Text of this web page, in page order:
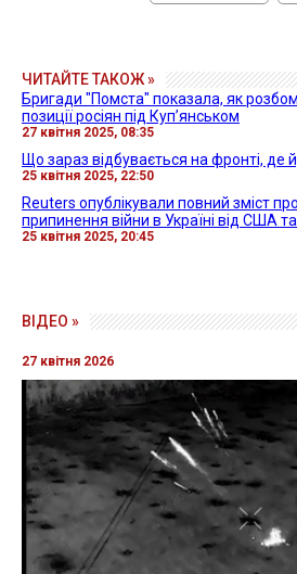
ЧИТАЙТЕ ТАКОЖ »
Бригади "Помста" показала, як
позиції росіян під Куп’янськом
27 квітня 2025, 08:35
Що зараз відбувається на фронті, де
25 квітня 2025, 22:50
Reuters опублікували повний зміст
припинення війни в Україні від США
25 квітня 2025, 20:45
ВІДЕО »
27 квітня 2026